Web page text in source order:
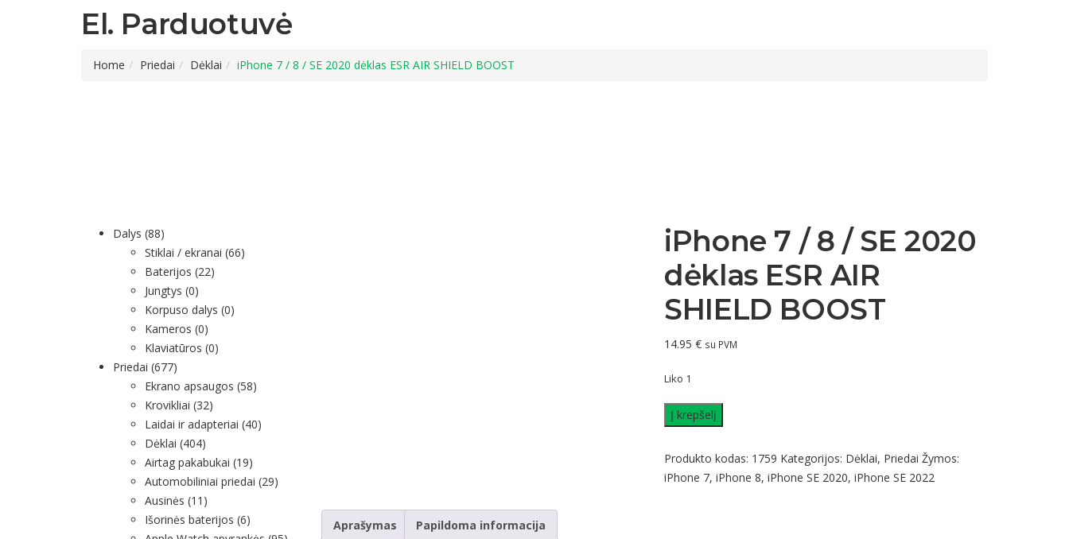
El. Parduotuvė
Home Priedai Dėklai iPhone 7 / 8 / SE 2020 dėklas ESR AIR SHIELD BOOST
iPhone 7 / 8 / SE 2020
dėklas ESR AIR
SHIELD BOOST
14.95€ su PVM
Liko 1
produkto
kiekis:
Į krepšelį
Produkto kodas: 1759 Kategorijos: Dėklai, Priedai Žymos:
iPhone 7,iPhone 8,iPhone SE 2020,iPhone SE 2022
Aprašymas Papildoma informacija
Dalys (88)
Stiklai / ekranai (66)
Baterijos (22)
Jungtys (0)
Korpuso dalys (0)
Kameros (0)
Klaviatūros (0)
Priedai (677)
Ekrano apsaugos (58)
Krovikliai (32)
Laidai ir adapteriai (40)
Dėklai (404)
Airtag pakabukai (19)
Automobiliniai priedai (29)
Ausinės (11)
Išorinės baterijos (6)